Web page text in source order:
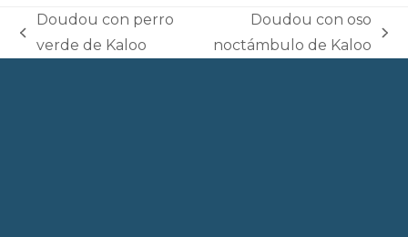
previous
Doudou con perro
verde de Kaloo
next
Doudou con oso
noctámbulo de Kaloo